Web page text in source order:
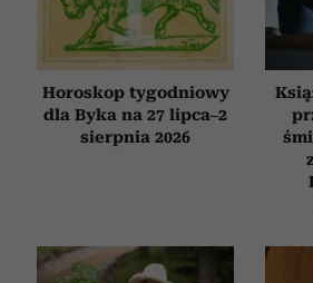
Horoskop tygodniowy
dla Byka na 27 lipca–2
sierpnia 2026